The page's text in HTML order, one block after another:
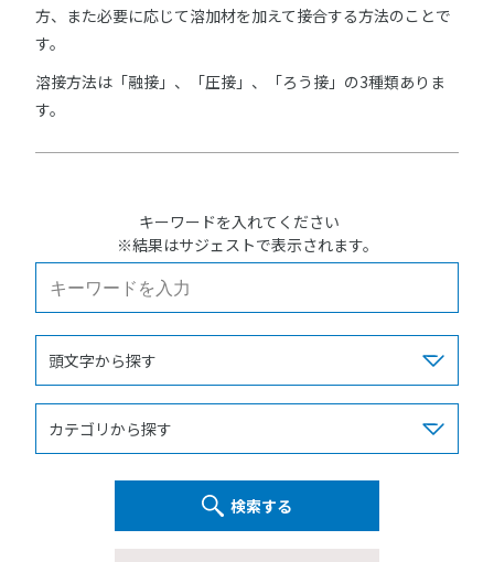
方、また必要に応じて溶加材を加えて接合する方法のことで
す。
溶接方法は「融接」、「圧接」、「ろう接」の3種類ありま
す。
キーワードを入れてください
※結果はサジェストで表示されます。
検索する